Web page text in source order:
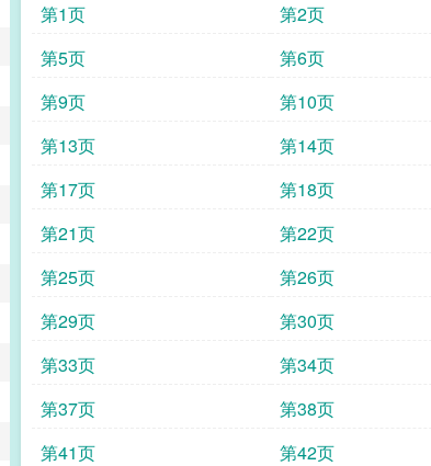
第1页 第2页
第5页
第6页
第9页
第10页
第13页
第14页
第17页
第18页
第21页
第22页
第25页
第26页
第29页
第30页
第33页
第34页
第37页
第38页
第41页
第42页